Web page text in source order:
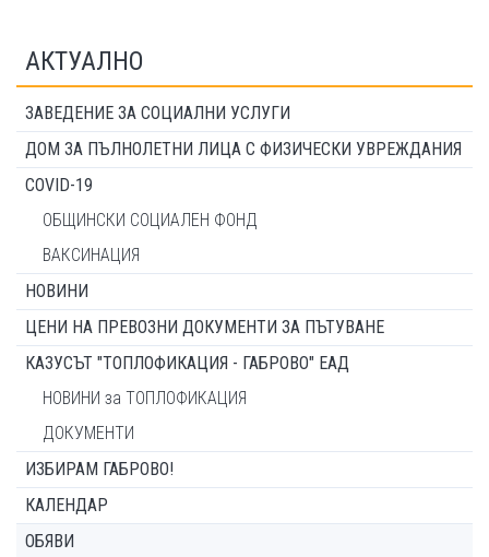
АКТУАЛНО
ЗАВЕДЕНИЕ ЗА СОЦИАЛНИ УСЛУГИ
ДОМ ЗА ПЪЛНОЛЕТНИ ЛИЦА С ФИЗИЧЕСКИ УВРЕЖДАНИЯ
COVID-19
ОБЩИНСКИ СОЦИАЛЕН ФОНД
ВАКСИНАЦИЯ
НОВИНИ
ЦЕНИ НА ПРЕВОЗНИ ДОКУМЕНТИ ЗА ПЪТУВАНЕ
КАЗУСЪТ "ТОПЛОФИКАЦИЯ - ГАБРОВО" ЕАД
НОВИНИ за ТОПЛОФИКАЦИЯ
ДОКУМЕНТИ
ИЗБИРАМ ГАБРОВО!
КАЛЕНДАР
ОБЯВИ